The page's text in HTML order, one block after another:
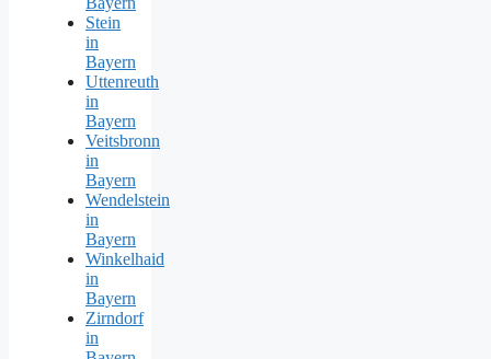
Stein
in
Bayern
Uttenreuth
in
Bayern
Veitsbronn
in
Bayern
Wendelstein
in
Bayern
Winkelhaid
in
Bayern
Zirndorf
in